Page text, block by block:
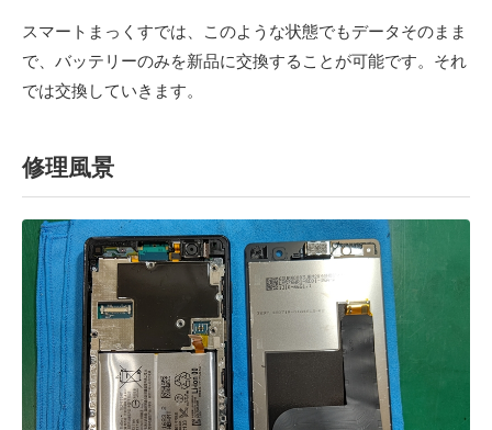
スマートまっくすでは、このような状態でもデータそのまま
で、バッテリーのみを新品に交換することが可能です。それ
では交換していきます。
修理風景